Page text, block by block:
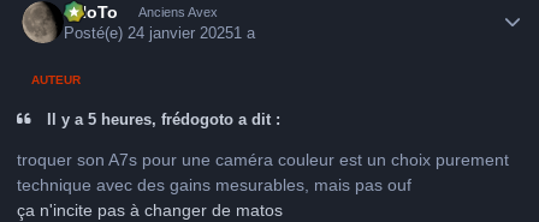
FHoTo Anciens Avex
Posté(e)24 janvier 20251 a
AUTEUR
Il y a 5 heures, frédogoto a dit :
troquer son A7s pour une caméra couleur est un choix purement
technique avec des gains mesurables, mais pas ouf
ça n'incite pas à changer de matos